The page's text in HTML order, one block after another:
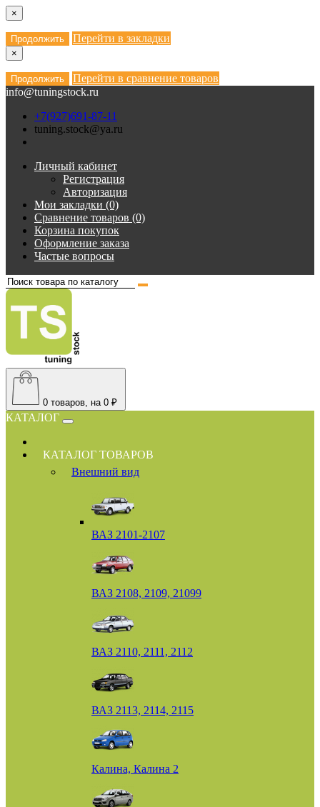
×
Продолжить Перейти в закладки
×
Продолжить
Перейти в сравнение товаров
info@tuningstock.ru
+7(927)691-87-11
tuning.stock@ya.ru
Личный кабинет
Регистрация
Авторизация
Мои закладки (0)
Сравнение товаров (0)
Корзина покупок
Оформление заказа
Частые вопросы
0 товаров, на 0 ₽
КАТАЛОГ
КАТАЛОГ ТОВАРОВ
Внешний вид
ВАЗ 2101-2107
ВАЗ 2108, 2109, 21099
ВАЗ 2110, 2111, 2112
ВАЗ 2113, 2114, 2115
Калина, Калина 2